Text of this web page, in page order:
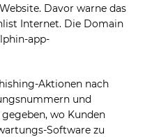
Davor warne das
Internet. Die Domain
app-
Aktionen nach
und
wo Kunden
Software zu